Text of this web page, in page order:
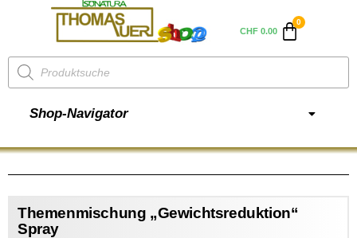
CHF0.00
Shop-Navigator
Themenmischung „Gewichtsreduktion“
Spray